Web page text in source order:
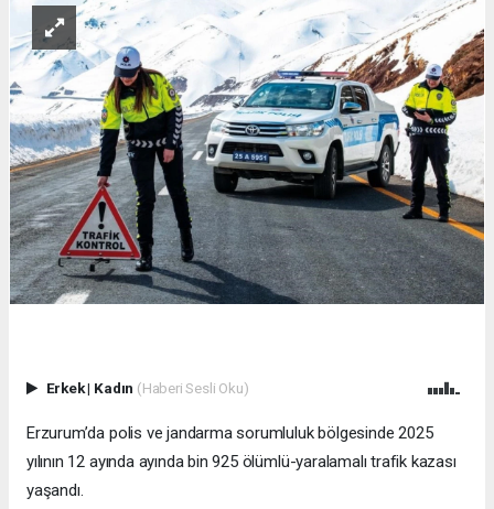
Erkek| Kadın (Haberi Sesli Oku)
Erzurum’da polis ve jandarma sorumluluk bölgesinde 2025
yılının 12 ayında ayında bin 925 ölümlü-yaralamalı trafik kazası
yaşandı.